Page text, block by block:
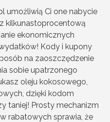
umożliwią Ci one nabycie
kilkunastoprocentową
ekonomicznych
Kody i kupony
na zaoszczędzenie
sobie upatrzonego
oleju kokosowego,
dzięki kodom
taniej! Prosty mechanizm
rabatowych sprawia, że